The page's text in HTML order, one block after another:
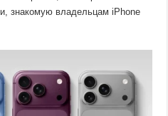
знакомую владельцам iPhone